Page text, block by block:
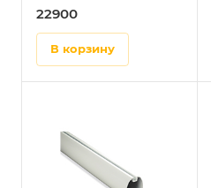
22900
в корзину